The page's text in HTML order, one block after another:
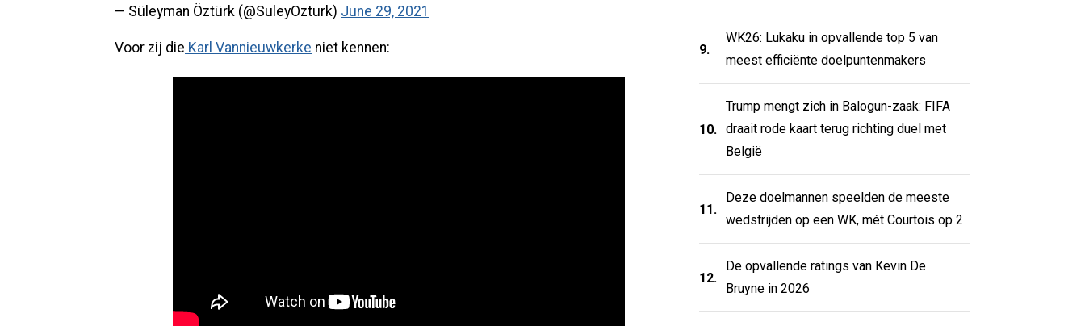
— Süleyman Öztürk (@SuleyOzturk) June 29, 2021
Voor zij die Karl Vannieuwkerke niet kennen: 9.
WK26: Lukaku in opvallende top 5 van
meest efficiënte doelpuntenmakers
10.
Trump mengt zich in Balogun-zaak: FIFA
draait rode kaart terug richting duel met
België
11.
Deze doelmannen speelden de meeste
wedstrijden op een WK, mét Courtois op 2
12.
De opvallende ratings van Kevin De
Bruyne in 2026